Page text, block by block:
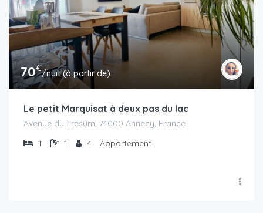
70€/nuit (à partir de)
Le petit Marquisat à deux pas du lac
Avenue du Tresum, 74000 Annecy, France
1
1 4 Appartement